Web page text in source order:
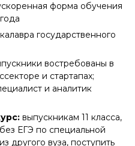
форма обучения
государственного
востребованы в
и стартапах;
и аналитик
выпускникам 11 класса,
ЕГЭ по специальной
другого вуза, поступить